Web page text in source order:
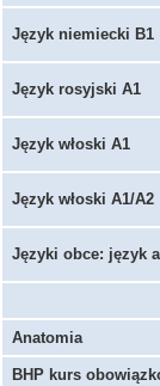
Język niemiecki B1
Język rosyjski A1
Język włoski A1
Język włoski A1/A2
Języki obce: język
Anatomia
BHP kurs